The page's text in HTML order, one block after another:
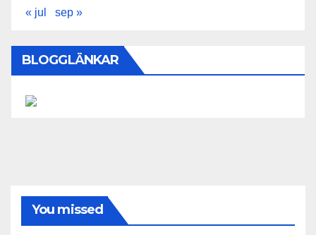
« jul sep »
BLOGGLÄNKAR
You missed